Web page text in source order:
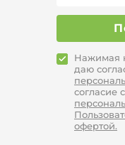
Нажимая
даю
согласие с
офертой.